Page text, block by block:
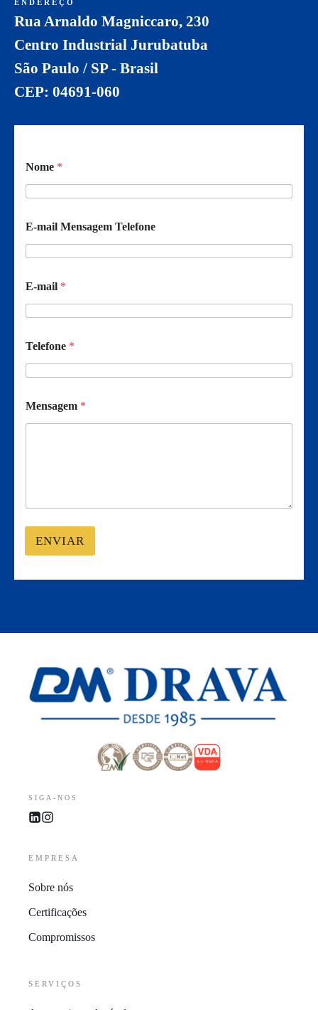
ENDEREÇO
Rua Arnaldo Magniccaro, 230
Centro Industrial Jurubatuba
São Paulo / SP - Brasil
CEP: 04691-060
Nome *
E-mail Mensagem Telefone
E-mail *
Telefone *
Mensagem *
ENVIAR
SIGA-NOS
EMPRESA
Sobre nós
Certificações
Compromissos
SERVIÇOS